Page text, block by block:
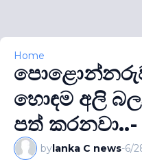
Home
හොඳම අලි
පත් කරනවා..-
bylanka C news-6/